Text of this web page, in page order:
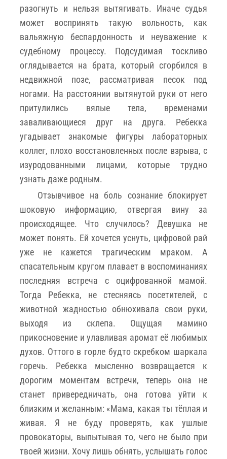
разогнуть и нельзя вытягивать. Иначе судья
может воспринять такую вольность, как
вальяжную беспардонность и неуважение к
судебному процессу. Подсудимая тоскливо
оглядывается на брата, который сгорбился в
недвижной позе, рассматривая песок под
ногами. На расстоянии вытянутой руки от него
притулились вялые тела, временами
заваливающиеся друг на друга. Ребекка
угадывает знакомые фигуры лабораторных
коллег, плохо восстановленных после взрыва, с
изуродованными лицами, которые трудно
узнать даже родным.
Отзывчивое на боль сознание блокирует
шоковую информацию, отвергая вину за
происходящее. Что случилось? Девушка не
может понять. Ей хочется уснуть, цифровой рай
уже не кажется трагическим мраком. А
спасательным кругом плавает в воспоминаниях
последняя встреча с оцифрованной мамой.
Тогда Ребекка, не стесняясь посетителей, с
животной жадностью обнюхивала свои руки,
выходя из склепа. Ощущая мамино
прикосновение и улавливая аромат её любимых
духов. Оттого в горле будто скребком шаркала
горечь. Ребекка мысленно возвращается к
дорогим моментам встречи, теперь она не
станет привередничать, она готова уйти к
близким и желанным: «Мама, какая ты тёплая и
живая. Я не буду проверять, как ушлые
провокаторы, выпытывая то, чего не было при
твоей жизни. Хочу лишь обнять, услышать голос